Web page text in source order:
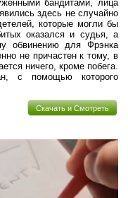
бандитами, лица
здесь не случайно
которые могли бы
оказался и судья, а
обвинению для Фрэнка
не причастен к тому, в
ничего, кроме побега.
с помощью которого
Скачать и Смотреть